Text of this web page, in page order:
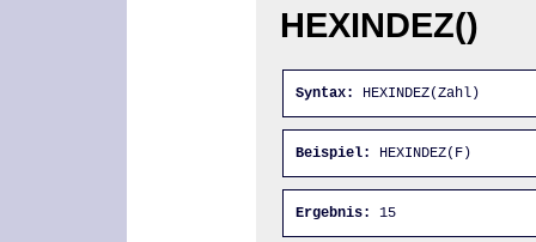
HEXINDEZ()
Syntax: HEXINDEZ(Zahl)
Beispiel: HEXINDEZ(F)
Ergebnis: 15